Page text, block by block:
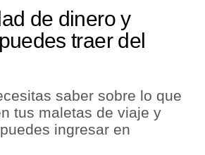
de dinero y
traer del
saber sobre lo que
tus maletas de viaje y
ingresar en